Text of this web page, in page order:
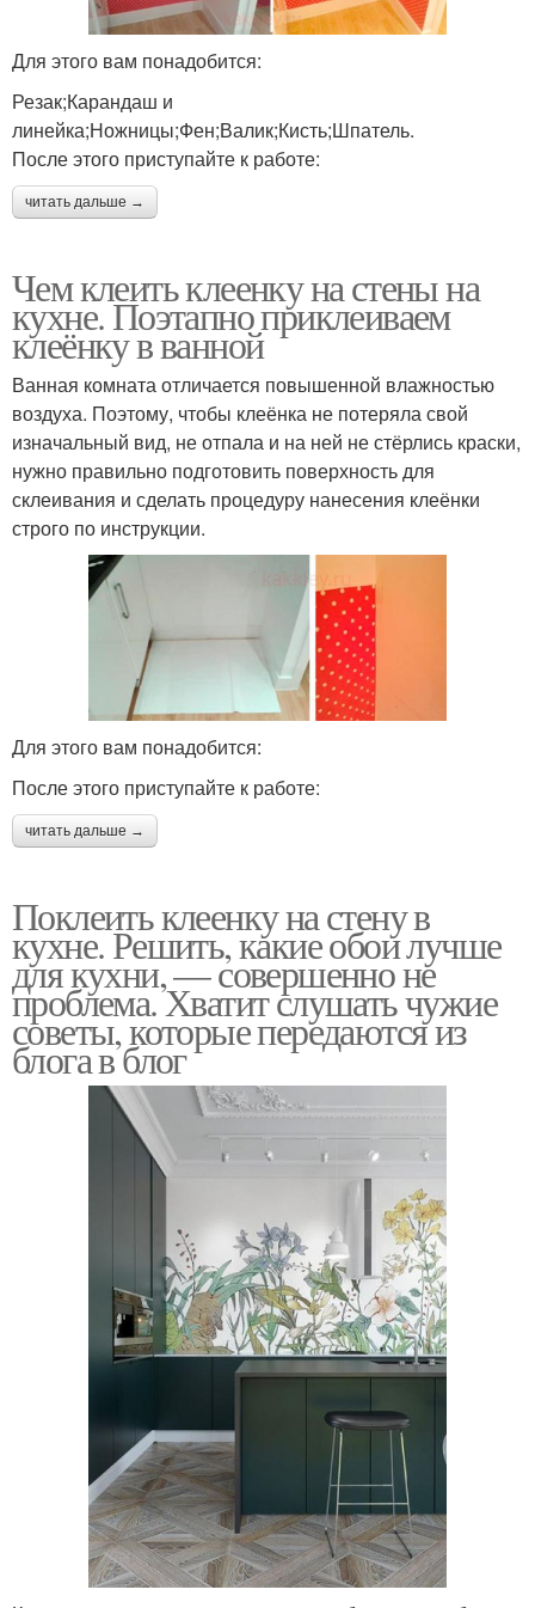
Для этого вам понадобится:
Резак;Карандаш и
линейка;Ножницы;Фен;Валик;Кисть;Шпатель.
После этого приступайте к работе:
читать дальше →
Чем клеить клеенку на стены на
кухне. Поэтапно приклеиваем
клеёнку в ванной
Ванная комната отличается повышенной влажностью
воздуха. Поэтому, чтобы клеёнка не потеряла свой
изначальный вид, не отпала и на ней не стёрлись краски,
нужно правильно подготовить поверхность для
склеивания и сделать процедуру нанесения клеёнки
строго по инструкции.
Для этого вам понадобится:
После этого приступайте к работе:
читать дальше →
Поклеить клеенку на стену в
кухне. Решить, какие обои лучше
для кухни, — совершенно не
проблема. Хватит слушать чужие
советы, которые передаются из
блога в блог